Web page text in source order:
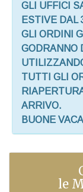
GLI UFFICI
ESTIVE DAL
GLI ORDINI
GODRANNO
TUTTI GLI
ARRIVO.
BUONE
le